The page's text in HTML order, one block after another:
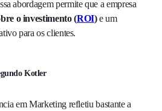
abordagem permite que a empresa
o investimento (ROI)e um
para os clientes.
Kotler
em Marketing refletiu bastante a